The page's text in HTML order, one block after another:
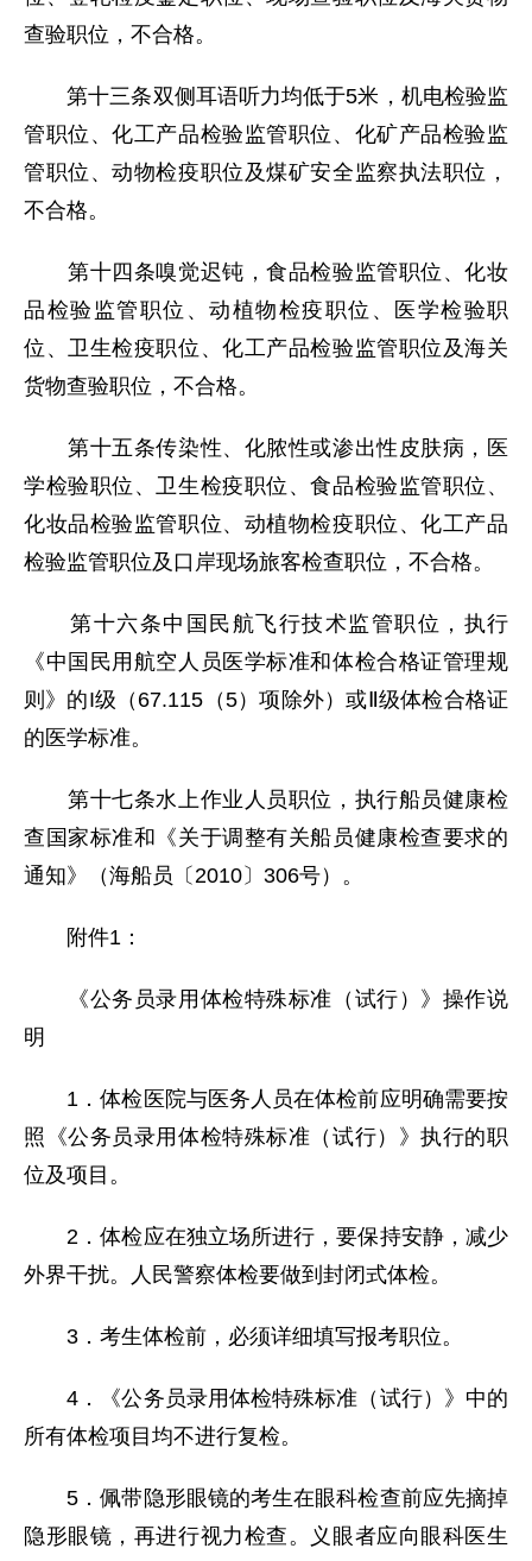
查验职位，不合格。
第十三条双侧耳语听力均低于5米，机电检验监
管职位、化工产品检验监管职位、化矿产品检验监
管职位、动物检疫职位及煤矿安全监察执法职位，
不合格。
第十四条嗅觉迟钝，食品检验监管职位、化妆
品检验监管职位、动植物检疫职位、医学检验职
位、卫生检疫职位、化工产品检验监管职位及海关
货物查验职位，不合格。
第十五条传染性、化脓性或渗出性皮肤病，医
学检验职位、卫生检疫职位、食品检验监管职位、
化妆品检验监管职位、动植物检疫职位、化工产品
检验监管职位及口岸现场旅客检查职位，不合格。
第十六条中国民航飞行技术监管职位，执行
《中国民用航空人员医学标准和体检合格证管理规
则》的I级（67.115（5）项除外）或Ⅱ级体检合格证
的医学标准。
第十七条水上作业人员职位，执行船员健康检
查国家标准和《关于调整有关船员健康检查要求的
通知》（海船员〔2010〕306号）。
附件1：
《公务员录用体检特殊标准（试行）》操作说
明
1．体检医院与医务人员在体检前应明确需要按
照《公务员录用体检特殊标准（试行）》执行的职
位及项目。
2．体检应在独立场所进行，要保持安静，减少
外界干扰。人民警察体检要做到封闭式体检。
3．考生体检前，必须详细填写报考职位。
4．《公务员录用体检特殊标准（试行）》中的
所有体检项目均不进行复检。
5．佩带隐形眼镜的考生在眼科检查前应先摘掉
隐形眼镜，再进行视力检查。义眼者应向眼科医生